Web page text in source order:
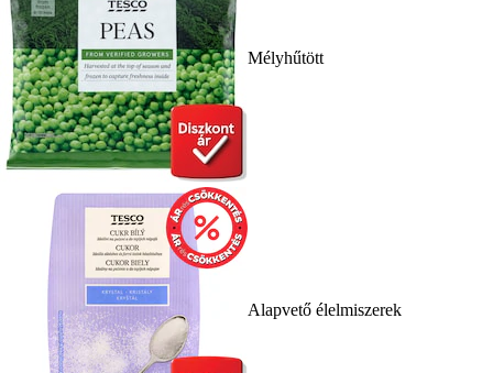
Mélyhűtött
Alapvető élelmiszerek